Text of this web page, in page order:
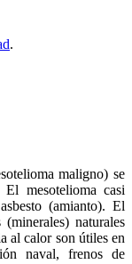
.
maligno) se
mesotelioma casi
(amianto). El
naturales
al calor son útiles en
naval, frenos de